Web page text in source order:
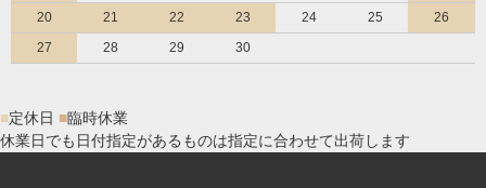
20
21 22 23 24 25
26
27
28 29 30
■定休日 ■臨時休業
休業日でも日付指定があるものは指定に合わせて出荷します